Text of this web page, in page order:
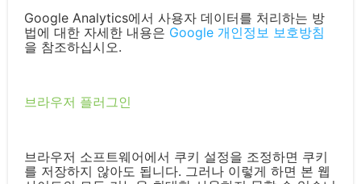
Google Analytics에서 사용자 데이터를 처리하는 방
법에 대한 자세한 내용은 Google 개인정보 보호방침
을 참조하십시오.
브라우저 플러그인
브라우저 소프트웨어에서 쿠키 설정을 조정하면 쿠키
를 저장하지 않아도 됩니다. 그러나 이렇게 하면 본 웹